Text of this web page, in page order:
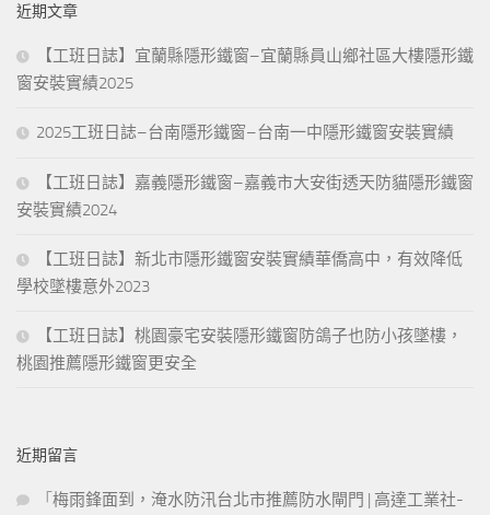
字:
近期文章
【工班日誌】宜蘭縣隱形鐵窗–宜蘭縣員山鄉社區大樓隱形鐵
窗安裝實績2025
2025工班日誌–台南隱形鐵窗–台南一中隱形鐵窗安裝實績
【工班日誌】嘉義隱形鐵窗–嘉義市大安街透天防貓隱形鐵窗
安裝實績2024
【工班日誌】新北市隱形鐵窗安裝實績華僑高中，有效降低
學校墜樓意外2023
【工班日誌】桃園豪宅安裝隱形鐵窗防鴿子也防小孩墜樓，
桃園推薦隱形鐵窗更安全
近期留言
「 梅雨鋒面到，淹水防汛台北市推薦防水閘門 | 高達工業社-